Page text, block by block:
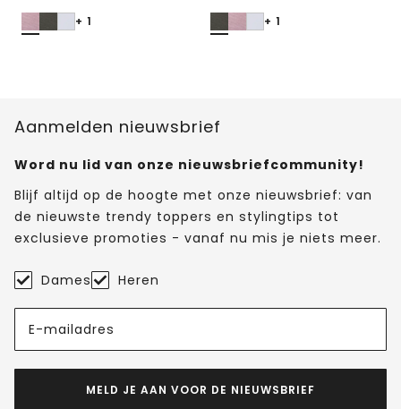
+ 1 + 1
Aanmelden nieuwsbrief
Word nu lid van onze nieuwsbriefcommunity!
Blijf altijd op de hoogte met onze nieuwsbrief: van
de nieuwste trendy toppers en stylingtips tot
exclusieve promoties - vanaf nu mis je niets meer.
Dames Heren
E-mailadres
MELD JE AAN VOOR DE NIEUWSBRIEF